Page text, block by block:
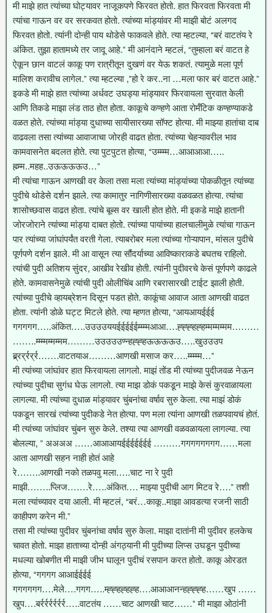
मी माझे हात त्यांच्या घोट्यावर नाजूकपणे फिरवत होतो. हात फिरवता फिरवता मी
त्यांचा गाऊन वर वर सरकवत होतो. त्यांच्या मांड्यांवर मी माझी बोटं अलगद
फिरवत होतो. त्यांनी दोन्ही पाय थोडेसे फाकवले होते. त्या म्हटल्या, “बरं वाटतंय रे
अंकित. तुझा हातामध्ये तर जादू आहे.” मी आनंदाने म्हटलं, “तुम्हाला बरं वाटत हे
ऐकून छान वाटलं काकू पण रात्रीतून दुखणं वर येऊ शकतं. त्यामुळे मला पूर्ण
मालिश करावीच लागेल.” त्या म्हटल्या ,”हो रे कर..ना …मला फार बरं वाटत आहे.”
इकडे मी माझे हात त्यांच्या अर्धवट उघड्या मांड्यावर फिरवायला सुरवात केली
आणि तिकडे माझा लंड ताठ होत होता. काकूचे कण्हणे आता रोमँटिक कण्हण्याकडे
वळत होते. त्यांच्या मांड्या दुधाच्या सायीसारख्या सॉफ्ट होत्या. मी माझ्या हातांचा दाब
वाढवला तसा त्यांच्या आवाजाचा जोरही वाढत होता. त्यांच्या चेहऱ्यावरील भाव
कामवासनेत बदलत होते. त्या पुटपुटत होत्या, “उम्म्म्म…आआआआ…..
ह्म्म्म..महह..उऊऊऊऊउ…”
मी त्यांचा गाऊन आणखी वर केला तसा मला त्यांच्या मांड्यांच्या पोकळीतून त्यांच्या
पुदीचे थोडेसे दर्शन झाले. त्या कामातुर नागिणीसारख्या वळवळत होत्या. त्यांचा
शासोच्छवास वाढत होता. त्यांचे बूब्स वर खाली होत होते. मी इकडे माझे हातानी
जोरजोराने त्यांच्या मांड्या दाबत होतो. त्यांच्या पायांच्या हालचालीमुळे त्यांचा गाऊन
पार त्यांच्या जांघांपर्यंत वरती गेला. त्याबरोबर मला त्यांच्या गोऱ्यापान, मांसल पुदीचे
पूर्णपणे दर्शन झाले. मी आ वासून त्या सौंदर्याच्या आविष्काराकडे बघतच राहिलो.
त्यांची पुदी अतिशय सुंदर, आखीव रेखीव होती. त्यांनी पुदीवरचे केसं पूर्णपणे काढले
होते. कामवासनेमुळे त्यांची पुदी ओलीचिंब आणि रबरासारखी टाईट झाली होती.
त्यांच्या पुदीचे व्हायब्रेशन दिसून पडत होते. काकूंचा आवाज आता आणखी वाढत
होता. त्यांनी डोळे घट्ट मिटले होते. त्या म्हणत होत्या, “आयआयईईई
गगगगग…..अंकित…..उउउउययईईईईईम्म्म्मआआ….ह्ह्ह्हह्हम्मम्मम्मम………
……..म्म्म्मम्मम्मम………उउउउउण्न्हह्ह्हऊऊऊऊउ…..खुउउउप
ब्र्र्र्रर्र्रर्र्र…….वाटतयाअ………आणखी मसाज कर…..म्म्म्म्म…”
मी त्यांच्या जांघांवर हात फिरवायला लागलो. माझं तोंड मी त्यांच्या पुदीजवळ नेऊन
त्यांच्या पुदीचा सुगंध घेऊ लागलो. त्या माझ डोकं पकडून माझे केसं कुरवाळायला
लागल्या. मी त्यांच्या दुधाळ मांड्यावर चुंबनांचा वर्षाव सुरु केला. त्या माझं डोकं
पकडून सारखं त्यांच्या पुदीकडे नेत होत्या. पण मला त्यांना आणखी तळपवायचं होतं.
मी त्यांच्या जांघांवर चुंबन सुरु केले. तश्या त्या आणखी वळवळायला लागल्या. त्या
बोलल्या, ” अअअअ ……आआआयईईईईईईई ………गगगगगगगग……मला
आता आणखी सहन नाही होतं आहे
रे……..आणखी नको तळपवु मला…..चाट ना रे पुदी
माझी……..प्लिज…….रे…..अंकित…. माझ्या पुदीची आग मिटव रे….” तशी
मला त्यांच्यावर दया आली. मी म्हटलं, “बरं…काकू..माझा आवडत्या रजनी साठी
काहीपण करेन मी.”
तसा मी त्यांच्या पुदीवर चुंबनांचा वर्षाव सुरु केला. माझा दातांनी मी पुदीवर हलकेच
चावत होतो. माझा हाताच्या दोन्ही अंगठ्यानी मी पुदीच्या लिप्स उघडून पुदीच्या
मधल्या खोबणीत मी माझी जीभ घालून पुदीचं रसपान करत होतो. काकू ओरडत
होत्या, “गगगग आआईईईई
गगगगगग….मेले….गगग…..म्ह्ह्हह्हह्ह….आआआनन्हह्ह्ह्ह……खुप ……
खुप….बर्रर्रर्रर्रर्रर्र…..वाटतंय ……चाट आणखी चाट……” मी माझा ओठांनी